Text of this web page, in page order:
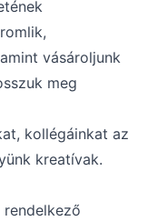
vásároljunk
meg
kollégáinkat az
kreatívak.
rendelkező